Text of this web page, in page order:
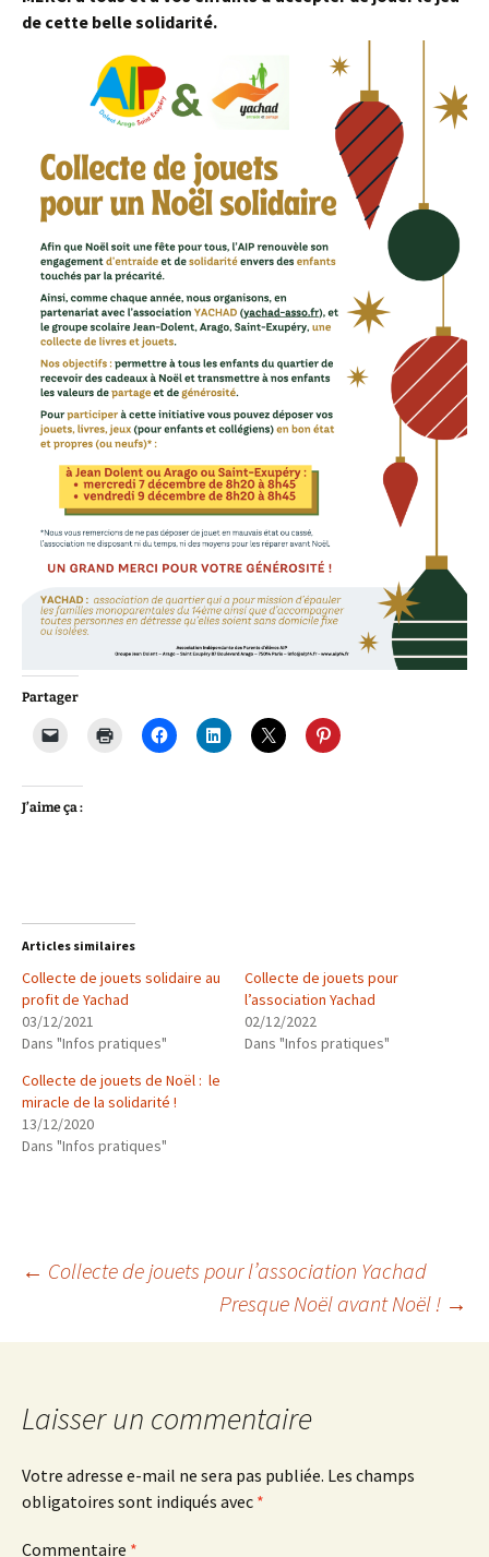
de cette belle solidarité.
Partager
J’aime ça :
Articles similaires
Collecte de jouets solidaire au
profit de Yachad
03/12/2021
Dans "Infos pratiques"
Collecte de jouets pour
l’association Yachad
02/12/2022
Dans "Infos pratiques"
Collecte de jouets de Noël : le
miracle de la solidarité !
13/12/2020
Dans "Infos pratiques"
Navigation
des
articles
← Collecte de jouets pour l’association Yachad
Presque Noël avant Noël ! →
Laisser un commentaire
Votre adresse e-mail ne sera pas publiée. Les champs
obligatoires sont indiqués avec *
Commentaire *